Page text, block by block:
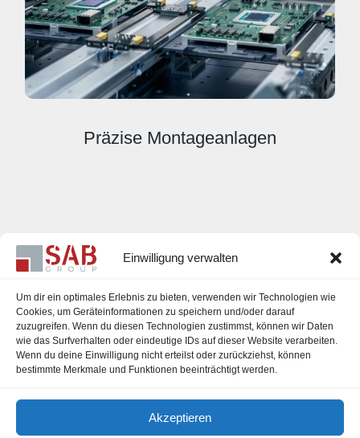
Einwilligung verwalten
Um dir ein optimales Erlebnis zu bieten, verwenden wir Technologien wie
Cookies, um Geräteinformationen zu speichern und/oder darauf
zuzugreifen. Wenn du diesen Technologien zustimmst, können wir Daten
wie das Surfverhalten oder eindeutige IDs auf dieser Website verarbeiten.
Wenn du deine Einwilligung nicht erteilst oder zurückziehst, können
bestimmte Merkmale und Funktionen beeinträchtigt werden.
Akzeptieren
Präzise Montageanlagen
Karriere
Impressum
Datenschutzerklärung
Cookie-Richtlinie (EU)